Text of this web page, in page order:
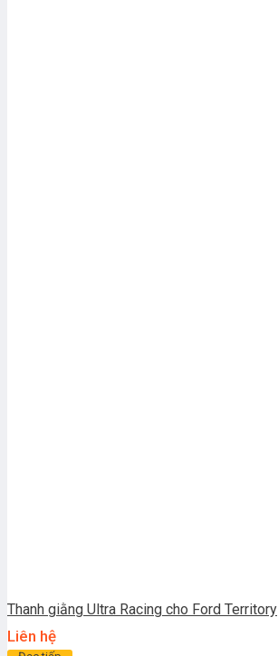
Thanh giằng Ultra Racing cho Ford Territory
Liên hệ